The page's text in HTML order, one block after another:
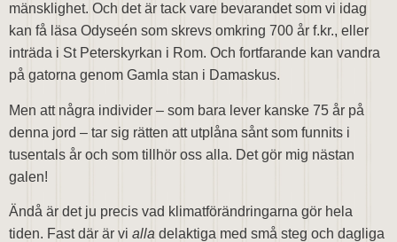
mänsklighet. Och det är tack vare bevarandet som vi idag
kan få läsa Odyseén som skrevs omkring 700 år f.kr., eller
inträda i St Peterskyrkan i Rom. Och fortfarande kan vandra
på gatorna genom Gamla stan i Damaskus.
Men att några individer – som bara lever kanske 75 år på
denna jord – tar sig rätten att utplåna sånt som funnits i
tusentals år och som tillhör oss alla. Det gör mig nästan
galen!
Ändå är det ju precis vad klimatförändringarna gör hela
tiden. Fast där är vi alla delaktiga med små steg och dagliga